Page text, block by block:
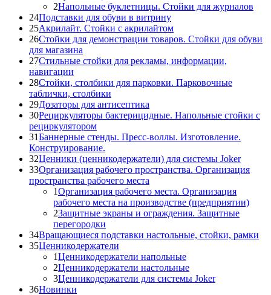
2Напольные буклетницы. Стойки для журналов
24Подставки для обуви в витрину
25Акрилайт. Стойки с акрилайтом
26Стойки для демонстрации товаров. Стойки для обуви
для магазина
27Стильные стойки для рекламы, информации,
навигации
28Стойки, столбики для парковки. Парковочные
таблички, столбики
29Дозаторы для антисептика
30Рециркуляторы бактерицидные. Напольные стойки с
рециркулятором
31Баннерные стенды. Пресс-воллы. Изготовление.
Конструирование.
32Ценники (ценникодержатели) для системы Joker
33Организация рабочего пространства. Организация
пространства рабочего места
1Организация рабочего места. Организация
рабочего места на производстве (предприятии)
2Защитные экраны и ограждения. Защитные
перегородки
34Вращающиеся подставки настольные, стойки, рамки
35Ценникодержатели
1Ценникодержатели напольные
2Ценникодержатели настольные
3Ценникодержатели для системы Joker
36Новинки